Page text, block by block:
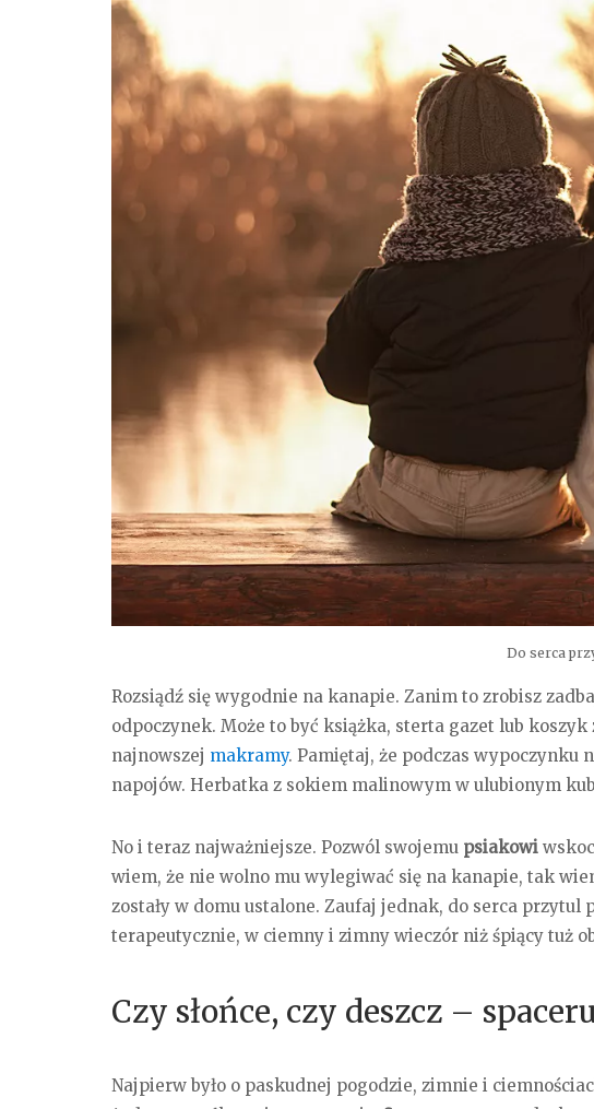
Do serca
Rozsiądź się wygodnie na kanapie. Zanim to zrobisz
odpoczynek. Może to być książka, sterta gazet lub koszyk
najnowszej makramy. Pamiętaj, że podczas wypoczynku
napojów. Herbatka z sokiem malinowym w ulubionym
No i teraz najważniejsze. Pozwól swojemu psiakowi
wiem, że nie wolno mu wylegiwać się na kanapie, tak
zostały w domu ustalone. Zaufaj jednak, do serca przytul
terapeutycznie, w ciemny i zimny wieczór niż śpiący tuż
Czy słońce, czy deszcz –
Najpierw było o paskudnej pogodzie, zimnie i